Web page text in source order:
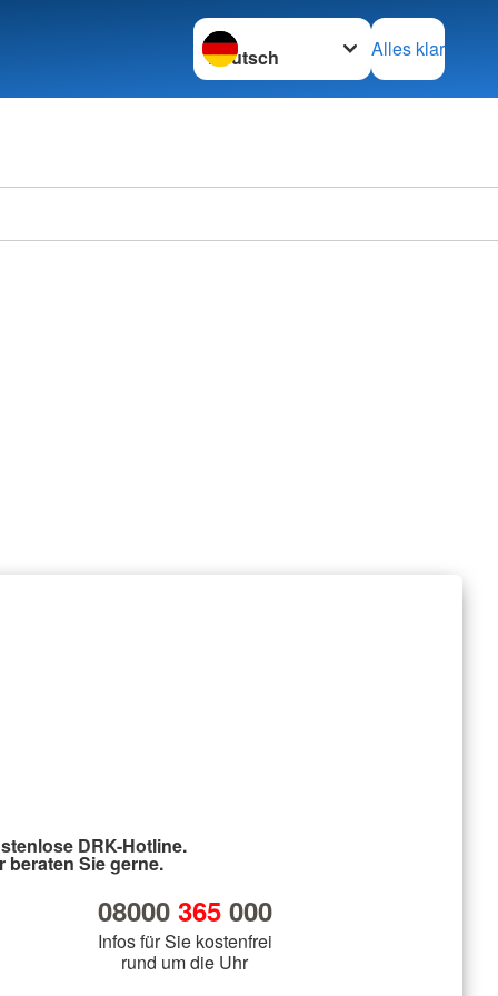
Sprache wechseln zu
Alles klar
DRK-Hotline.
beraten Sie gerne.
08000 365000
Infos für Sie kostenfrei
rund um die Uhr